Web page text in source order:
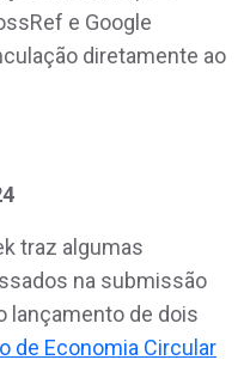
e Google
diretamente ao
traz algumas
na submissão
lançamento de dois
de Economia Circular